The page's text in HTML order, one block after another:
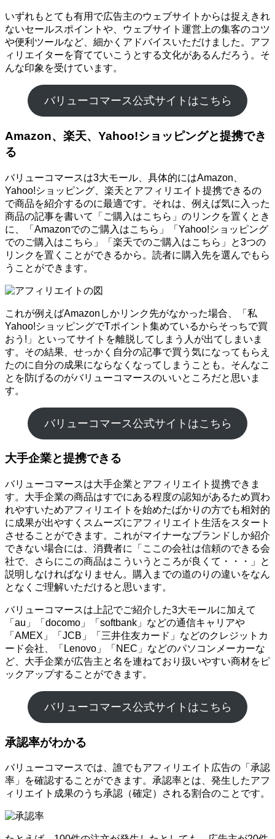
いずれもとても有用で広告主のウェブサイトからは捉えきれ
ないセールスポイントや、ウェブサイト運営上の集客のコツ
や便利ツールなど、細かくアドバイスいただけました。アフ
ィリエイターを育てていこうとする文化があるんだろう。そ
んな印象を受けています。
バリューコマース公式サイトはこちら
Amazon、楽天、Yahoo!ショッピングと提携でき
る
バリューコマースは3大モール、具体的にはAmazon、
Yahoo!ショッピング、楽天とアフィリエイト提携できるの
で商品を紹介するのに最適です。それは、例えば気に入った
商品の記事を書いて「ご購入はこちら」のリンクを置くとき
に、「Amazonでのご購入はこちら」「Yahoo!ショッピング
でのご購入はこちら」「楽天でのご購入はこちら」と3つの
リンクを置くことができるから。読者に購入先を選んでもら
うことができます。
これが例えばAmazonしかリンク先がなかった場合、「私
Yahoo!ショッピングでTポイント集めているからそっちで買
おう!」といってサイトを離脱してしまう人が出てしまいま
す。その結果、せっかく自分の記事で買う気になってもらえ
たのに自分の成果にならなくなってしまうことも。そんなこ
とを防げるのがバリューコマースのいいところだと思いま
す。
バリューコマース公式サイトはこちら
大手企業と提携できる
バリューコマースは大手企業とアフィリエイト提携できま
す。大手企業の商品はすでにある程度の認知があるため買わ
れやすいためアフィリエイトを始めたばかりの方でも相対的
に成果が出やすくスムーズにアフィリエイト生活をスタート
させることができます。これがマイナーなブランドしか紹介
できない場合には、消費者に「ここの会社は信頼のできる会
社で、さらにこの商品はこういうところが良くて・・・」と
説明しなければなりません。購入までの道のりの違いをなん
となくご理解いただけると思います。
バリューコマースは上記でご紹介した3大モールに加えて
「au」「docomo」「softbank」などの通信キャリアや
「AMEX」「JCB」「三井住友カード」などのクレジットカ
ード会社、「Lenovo」「NEC」などのパソコンメーカーな
ど、大手企業が広告主と名を連ねており扱いやすい商材をピ
ックアップすることができます。
バリューコマース公式サイトはこちら
承認率がわかる
バリューコマースでは、誰でもアフィリエイト広告の「承認
率」を確認することができます。承認率とは、発生したアフ
ィリエイト成果のうち承認（確定）される割合のことです。